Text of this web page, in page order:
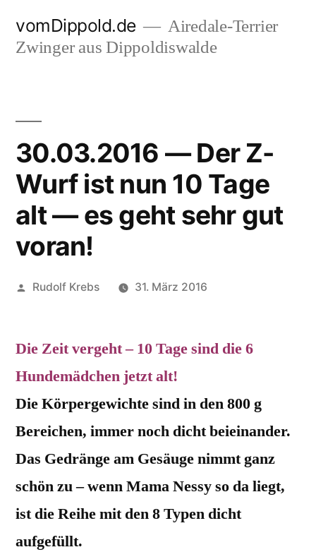
Inhalt
vomDippold.de
Airedale-Terrier
Zwinger aus Dippoldiswalde
30.03.2016 — Der Z-
Wurf ist nun 10 Tage
alt — es geht sehr gut
voran!
Veröffentlicht
Rudolf Krebs 31. März 2016
Die Zeit vergeht – 10 Tage sind die 6
Hundemädchen jetzt alt!
Die Körpergewichte sind in den 800 g
Bereichen, immer noch dicht beieinander.
Das Gedränge am Gesäuge nimmt ganz
schön zu – wenn Mama Nessy so da liegt,
ist die Reihe mit den 8 Typen dicht
aufgefüllt.